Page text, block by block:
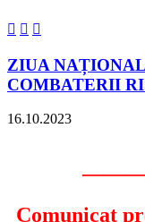
  
ZIUA
COMBATERII
16.10.2023
Comunicat